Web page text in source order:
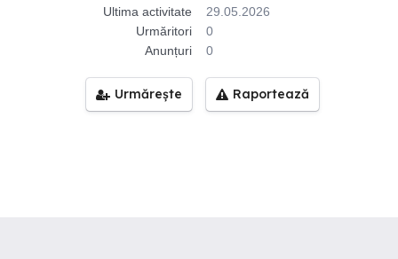
Ultima activitate
29.05.2026
Urmăritori
0
Anunțuri
0
Urmărește Raportează